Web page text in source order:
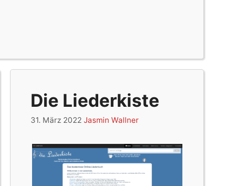
Die Liederkiste
31. März 2022 Jasmin Wallner